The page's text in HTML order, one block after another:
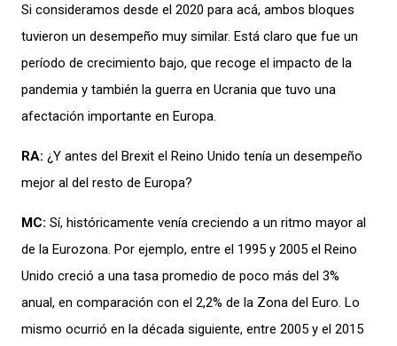
Si consideramos desde el 2020 para acá, ambos bloques
tuvieron un desempeño muy similar. Está claro que fue un
período de crecimiento bajo, que recoge el impacto de la
pandemia y también la guerra en Ucrania que tuvo una
afectación importante en Europa.
RA: ¿Y antes del Brexit el Reino Unido tenía un desempeño
mejor al del resto de Europa?
MC: Sí, históricamente venía creciendo a un ritmo mayor al
de la Eurozona. Por ejemplo, entre el 1995 y 2005 el Reino
Unido creció a una tasa promedio de poco más del 3%
anual, en comparación con el 2,2% de la Zona del Euro. Lo
mismo ocurrió en la década siguiente, entre 2005 y el 2015